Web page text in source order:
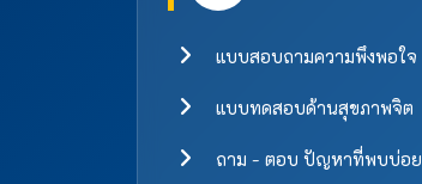
แบบสอบถามความพึงพอใจ
แบบทดสอบด้านสุขภาพจิต
ถาม - ตอบ ปัญหาที่พบบ่อย